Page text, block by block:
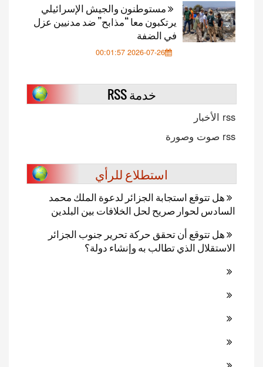
مستوطنون والجيش الإسرائيلي
يرتكبون معا “مذابح” ضد مدنيين عزل
في الضفة
2026-07-26 00:01:57
خدمة RSS
rss الأخبار
rss صوت وصورة
استطلاع للرأي
هل تتوقع استجابة الجزائر لدعوة الملك محمد
السادس لحوار صريح لحل الخلافات بين البلدين
هل تتوقع أن تحقق حركة تحرير جنوب الجزائر
الاستقلال الذي تطالب به وإنشاء دولة؟